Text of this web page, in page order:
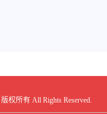
版权所有 All Rights Reserved.